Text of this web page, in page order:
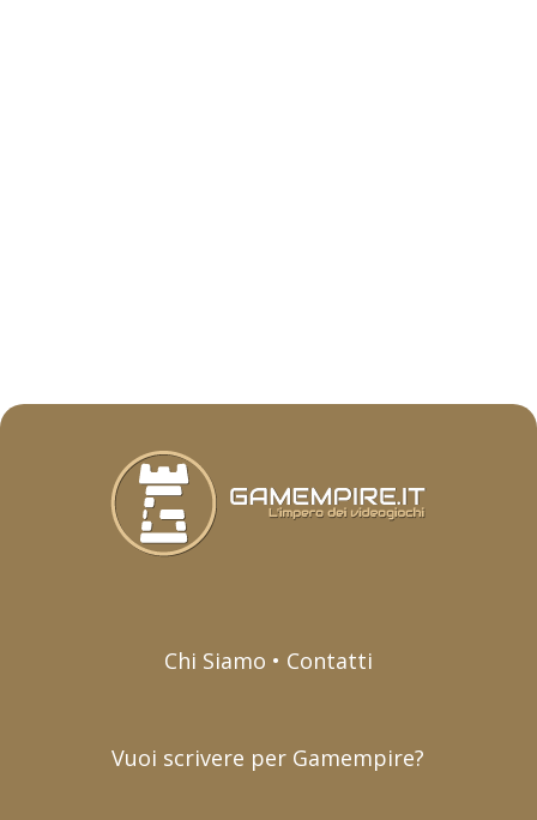
Chi Siamo • Contatti
Vuoi scrivere per Gamempire?